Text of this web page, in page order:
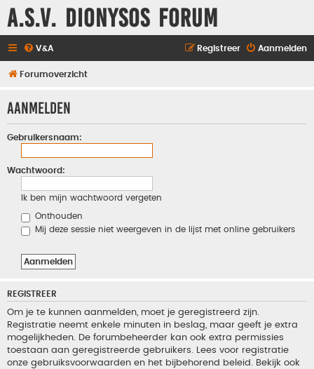
A.S.V. Dionysos Forum
V&A Aanmelden
Registreer
Forumoverzicht
Aanmelden
Gebruikersnaam:
Wachtwoord:
Ik ben mijn wachtwoord vergeten
Onthouden
Mij deze sessie niet weergeven in de lijst met online gebruikers
REGISTREER
Om je te kunnen aanmelden, moet je geregistreerd zijn.
Registratie neemt enkele minuten in beslag, maar geeft je extra
mogelijkheden. De forumbeheerder kan ook extra permissies
toestaan aan geregistreerde gebruikers. Lees voor registratie
onze gebruiksvoorwaarden en het bijbehorend beleid. Bekijk ook